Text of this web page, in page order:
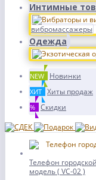
Интимные
вибромассажеры
Одежда
NEW Новинки
ХИТ Хиты продаж
% Скидки
Телефон
модель ( VC-02 )